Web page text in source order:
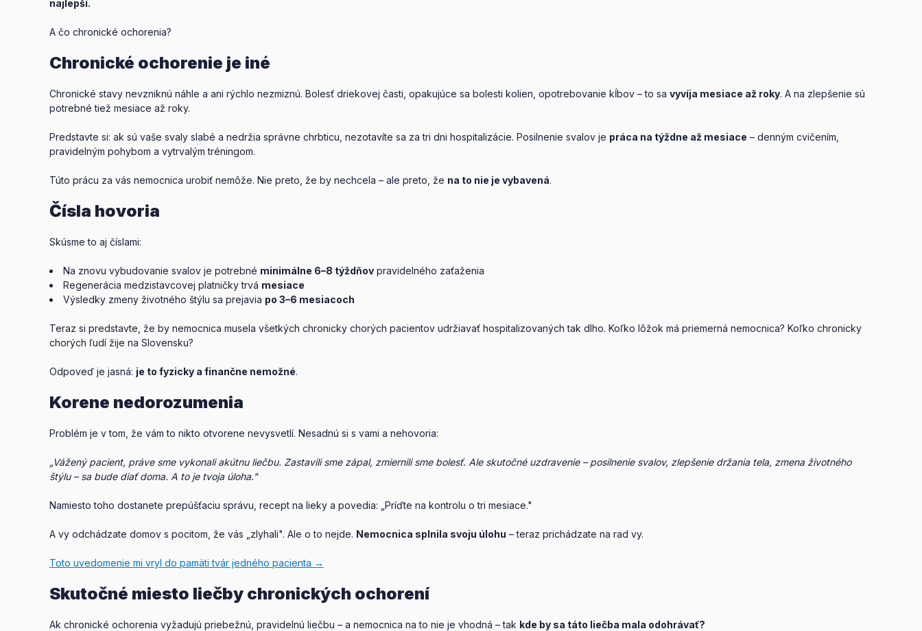
najlepší.
A čo chronické ochorenia?
Chronické ochorenie je iné
Chronické stavy nevzniknú náhle a ani rýchlo nezmiznú. Bolesť driekovej časti, opakujúce sa bolesti kolien, opotrebovanie kĺbov – to sa vyvíja mesiace až roky. A na zlepšenie sú
potrebné tiež mesiace až roky.
Predstavte si: ak sú vaše svaly slabé a nedržia správne chrbticu, nezotavíte sa za tri dni hospitalizácie. Posilnenie svalov je práca na týždne až mesiace – denným cvičením,
pravidelným pohybom a vytrvalým tréningom.
Túto prácu za vás nemocnica urobiť nemôže. Nie preto, že by nechcela – ale preto, že na to nie je vybavená.
Čísla hovoria
Skúsme to aj číslami:
Na znovu vybudovanie svalov je potrebné minimálne 6–8 týždňov pravidelného zaťaženia
Regenerácia medzistavcovej platničky trvá mesiace
Výsledky zmeny životného štýlu sa prejavia po 3–6 mesiacoch
Teraz si predstavte, že by nemocnica musela všetkých chronicky chorých pacientov udržiavať hospitalizovaných tak dlho. Koľko lôžok má priemerná nemocnica? Koľko chronicky
chorých ľudí žije na Slovensku?
Odpoveď je jasná: je to fyzicky a finančne nemožné.
Korene nedorozumenia
Problém je v tom, že vám to nikto otvorene nevysvetlí. Nesadnú si s vami a nehovoria:
„Vážený pacient, práve sme vykonali akútnu liečbu. Zastavili sme zápal, zmiernili sme bolesť. Ale skutočné uzdravenie – posilnenie svalov, zlepšenie držania tela, zmena životného
štýlu – sa bude diať doma. A to je tvoja úloha."
Namiesto toho dostanete prepúšťaciu správu, recept na lieky a povedia: „Príďte na kontrolu o tri mesiace."
A vy odchádzate domov s pocitom, že vás „zlyhali". Ale o to nejde. Nemocnica splnila svoju úlohu – teraz prichádzate na rad vy.
Toto uvedomenie mi vryl do pamäti tvár jedného pacienta →
Skutočné miesto liečby chronických ochorení
Ak chronické ochorenia vyžadujú priebežnú, pravidelnú liečbu – a nemocnica na to nie je vhodná – tak kde by sa táto liečba mala odohrávať?